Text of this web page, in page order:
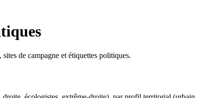
de campagne et étiquettes politiques.